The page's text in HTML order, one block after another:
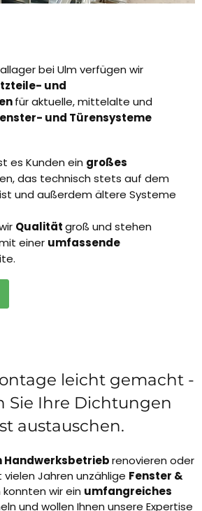
bei Ulm verfügen wir
und
für aktuelle, mittelalte und
und Türensysteme
es Kunden ein großes
das technisch stets auf dem
und außerdem ältere Systeme
Qualitätgroß und stehen
einer umfassende
leicht gemacht -
Sie Ihre Dichtungen
austauschen.
Handwerksbetriebrenovieren oder
Jahren unzählige Fenster &
konnten wir ein umfangreiches
und wollen Ihnen unsere Expertise